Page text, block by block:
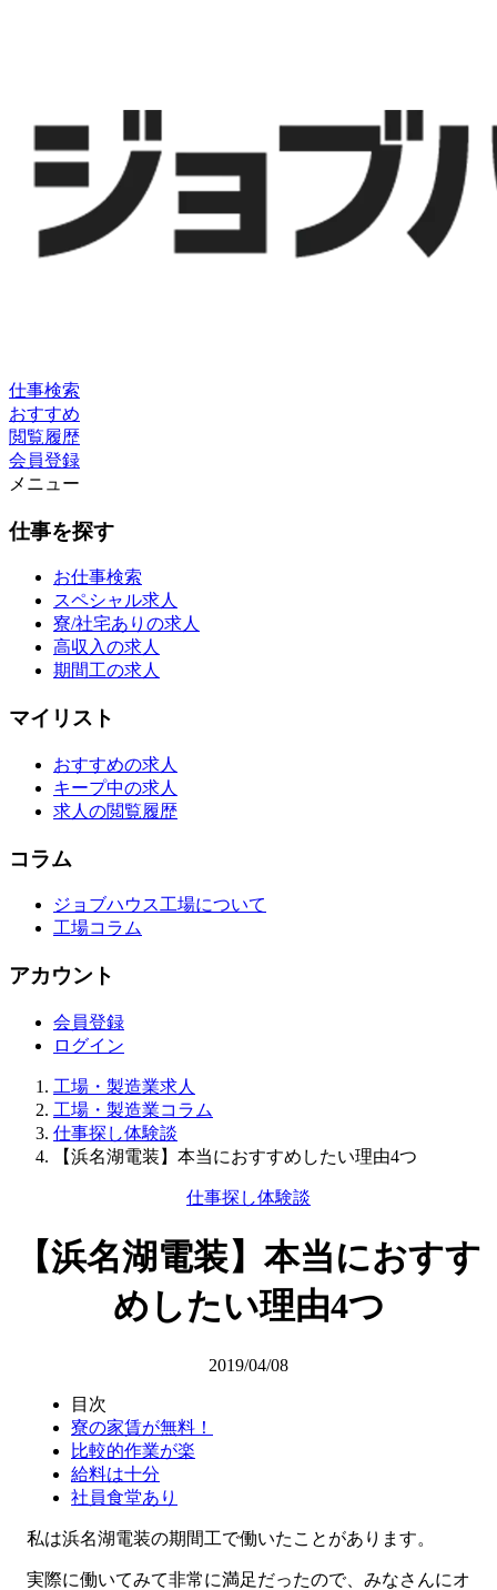
仕事検索
おすすめ
閲覧履歴
会員登録
メニュー
仕事を探す
お仕事検索
スペシャル求人
寮/社宅ありの求人
高収入の求人
期間工の求人
マイリスト
おすすめの求人
キープ中の求人
求人の閲覧履歴
コラム
ジョブハウス工場について
工場コラム
アカウント
会員登録
ログイン
工場・製造業求人
工場・製造業コラム
仕事探し体験談
【浜名湖電装】本当におすすめしたい理由4つ
仕事探し体験談
【浜名湖電装】本当におすす
めしたい理由4つ
2019/04/08
目次
寮の家賃が無料！
比較的作業が楽
給料は十分
社員食堂あり
私は浜名湖電装の期間工で働いたことがあります。
実際に働いてみて非常に満足だったので、みなさんにオ